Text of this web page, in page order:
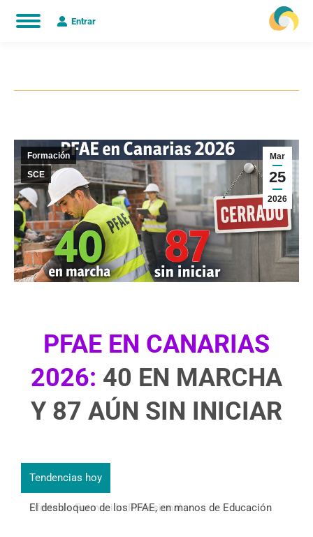
Entrar
Mar
25
2026
Formación
SCE
PFAE EN CANARIAS
2026: 40 EN MARCHA
Y 87 AÚN SIN INICIAR
Tendencias hoy
El desbloqueo de los PFAE, en manos de Educación
Oferta de Formación Profesional